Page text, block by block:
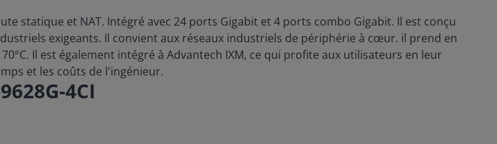
statique et NAT. Intégré avec 24 ports Gigabit et 4 ports combo Gigabit. Il est conçu
exigeants. Il convient aux réseaux industriels de périphérie à cœur. il prend en
Il est également intégré à Advantech IXM, ce qui profite aux utilisateurs en leur
et les coûts de l'ingénieur.
4CI